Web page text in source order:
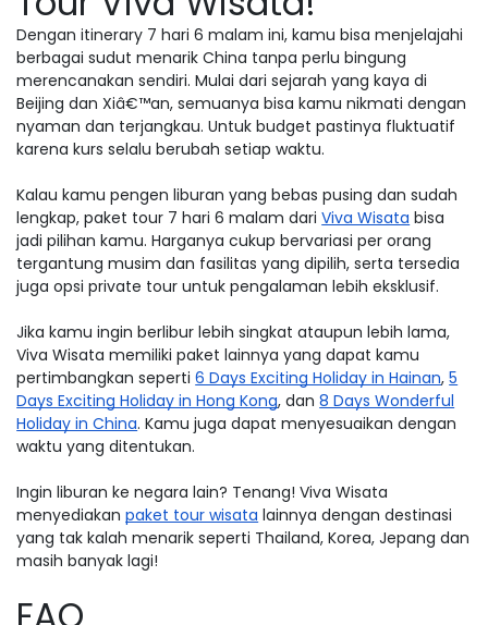
Dengan itinerary 7 hari 6 malam ini, kamu bisa menjelajahi
berbagai sudut menarik China tanpa perlu bingung
merencanakan sendiri. Mulai dari sejarah yang kaya di
Beijing dan Xiâ€™an, semuanya bisa kamu nikmati dengan
nyaman dan terjangkau. Untuk budget pastinya fluktuatif
karena kurs selalu berubah setiap waktu.
Kalau kamu pengen liburan yang bebas pusing dan sudah
lengkap, paket tour 7 hari 6 malam dariViva Wisata bisa
jadi pilihan kamu. Harganya cukup bervariasi per orang
tergantung musim dan fasilitas yang dipilih, serta tersedia
juga opsi private tour untuk pengalaman lebih eksklusif.
Jika kamu ingin berlibur lebih singkat ataupun lebih lama,
Viva Wisata memiliki paket lainnya yang dapat kamu
pertimbangkan seperti6 Days Exciting Holiday in Hainan,5
Days Exciting Holiday in Hong Kong, dan8 Days Wonderful
Holiday in China. Kamu juga dapat menyesuaikan dengan
waktu yang ditentukan.
Ingin liburan ke negara lain? Tenang! Viva Wisata
menyediakanpaket tour wisata lainnya dengan destinasi
yang tak kalah menarik seperti Thailand, Korea, Jepang dan
masih banyak lagi!